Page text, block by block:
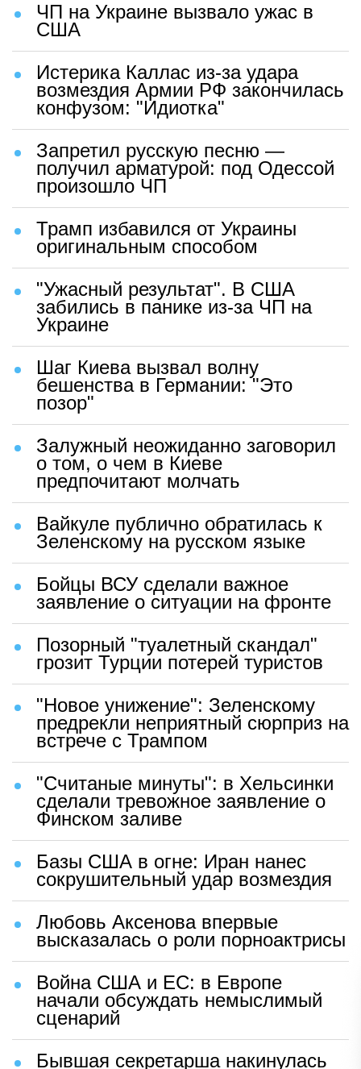
ЧП на Украине вызвало ужас в
США
Истерика Каллас из-за удара
возмездия Армии РФ закончилась
конфузом: "Идиотка"
Запретил русскую песню —
получил арматурой: под Одессой
произошло ЧП
Трамп избавился от Украины
оригинальным способом
"Ужасный результат". В США
забились в панике из-за ЧП на
Украине
Шаг Киева вызвал волну
бешенства в Германии: "Это
позор"
Залужный неожиданно заговорил
о том, о чем в Киеве
предпочитают молчать
Вайкуле публично обратилась к
Зеленскому на русском языке
Бойцы ВСУ сделали важное
заявление о ситуации на фронте
Позорный "туалетный скандал"
грозит Турции потерей туристов
"Новое унижение": Зеленскому
предрекли неприятный сюрприз на
встрече с Трампом
"Считаные минуты": в Хельсинки
сделали тревожное заявление о
Финском заливе
Базы США в огне: Иран нанес
сокрушительный удар возмездия
Любовь Аксенова впервые
высказалась о роли порноактрисы
Война США и ЕС: в Европе
начали обсуждать немыслимый
сценарий
Бывшая секретарша накинулась